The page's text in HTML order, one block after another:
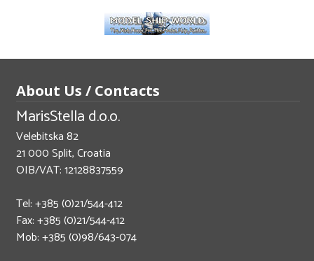
About Us / Contacts
MarisStella d.o.o.
Velebitska 82
21 000 Split, Croatia
OIB/VAT: 12128837559
Tel: +385 (0)21/544-412
Fax: +385 (0)21/544-412
Mob: +385 (0)98/643-074